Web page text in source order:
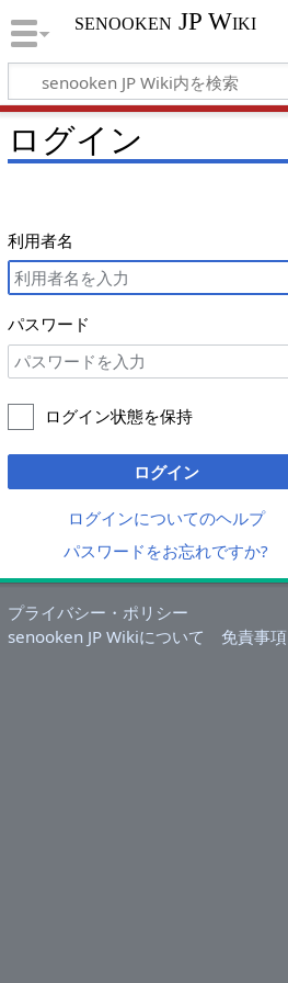
senooken JP Wiki
ログイン
利用者名
パスワード
ログイン状態を保持
ログイン
ログインについてのヘルプ
パスワードをお忘れですか?
プライバシー・ポリシー
senooken JP Wikiについて
免責事項